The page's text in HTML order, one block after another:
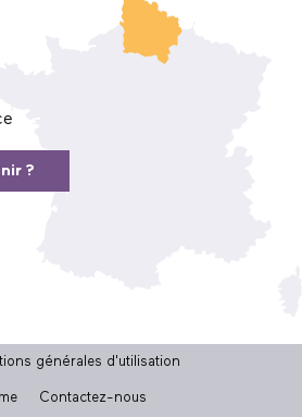
?
générales d'utilisation
Contactez-nous